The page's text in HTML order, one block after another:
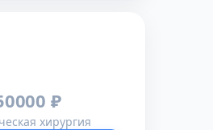
₽
хирургия